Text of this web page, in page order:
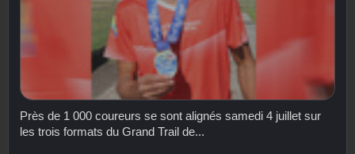
Près de 1 000 coureurs se sont alignés samedi 4 juillet sur
les trois formats du Grand Trail de...